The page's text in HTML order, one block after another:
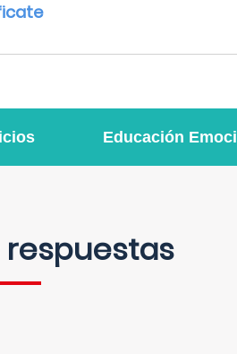
Educación
respuestas